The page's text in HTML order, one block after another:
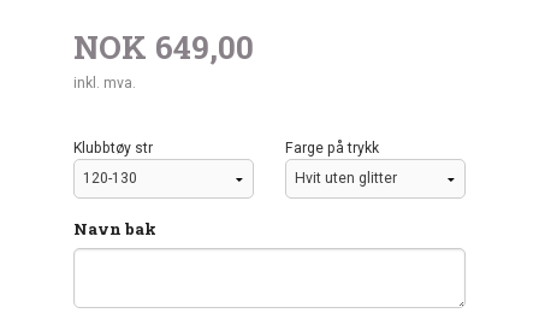
NOK 649,00
inkl. mva.
Klubbtøy str Farge på trykk
Navn bak